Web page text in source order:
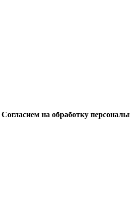
Согласием на обработку